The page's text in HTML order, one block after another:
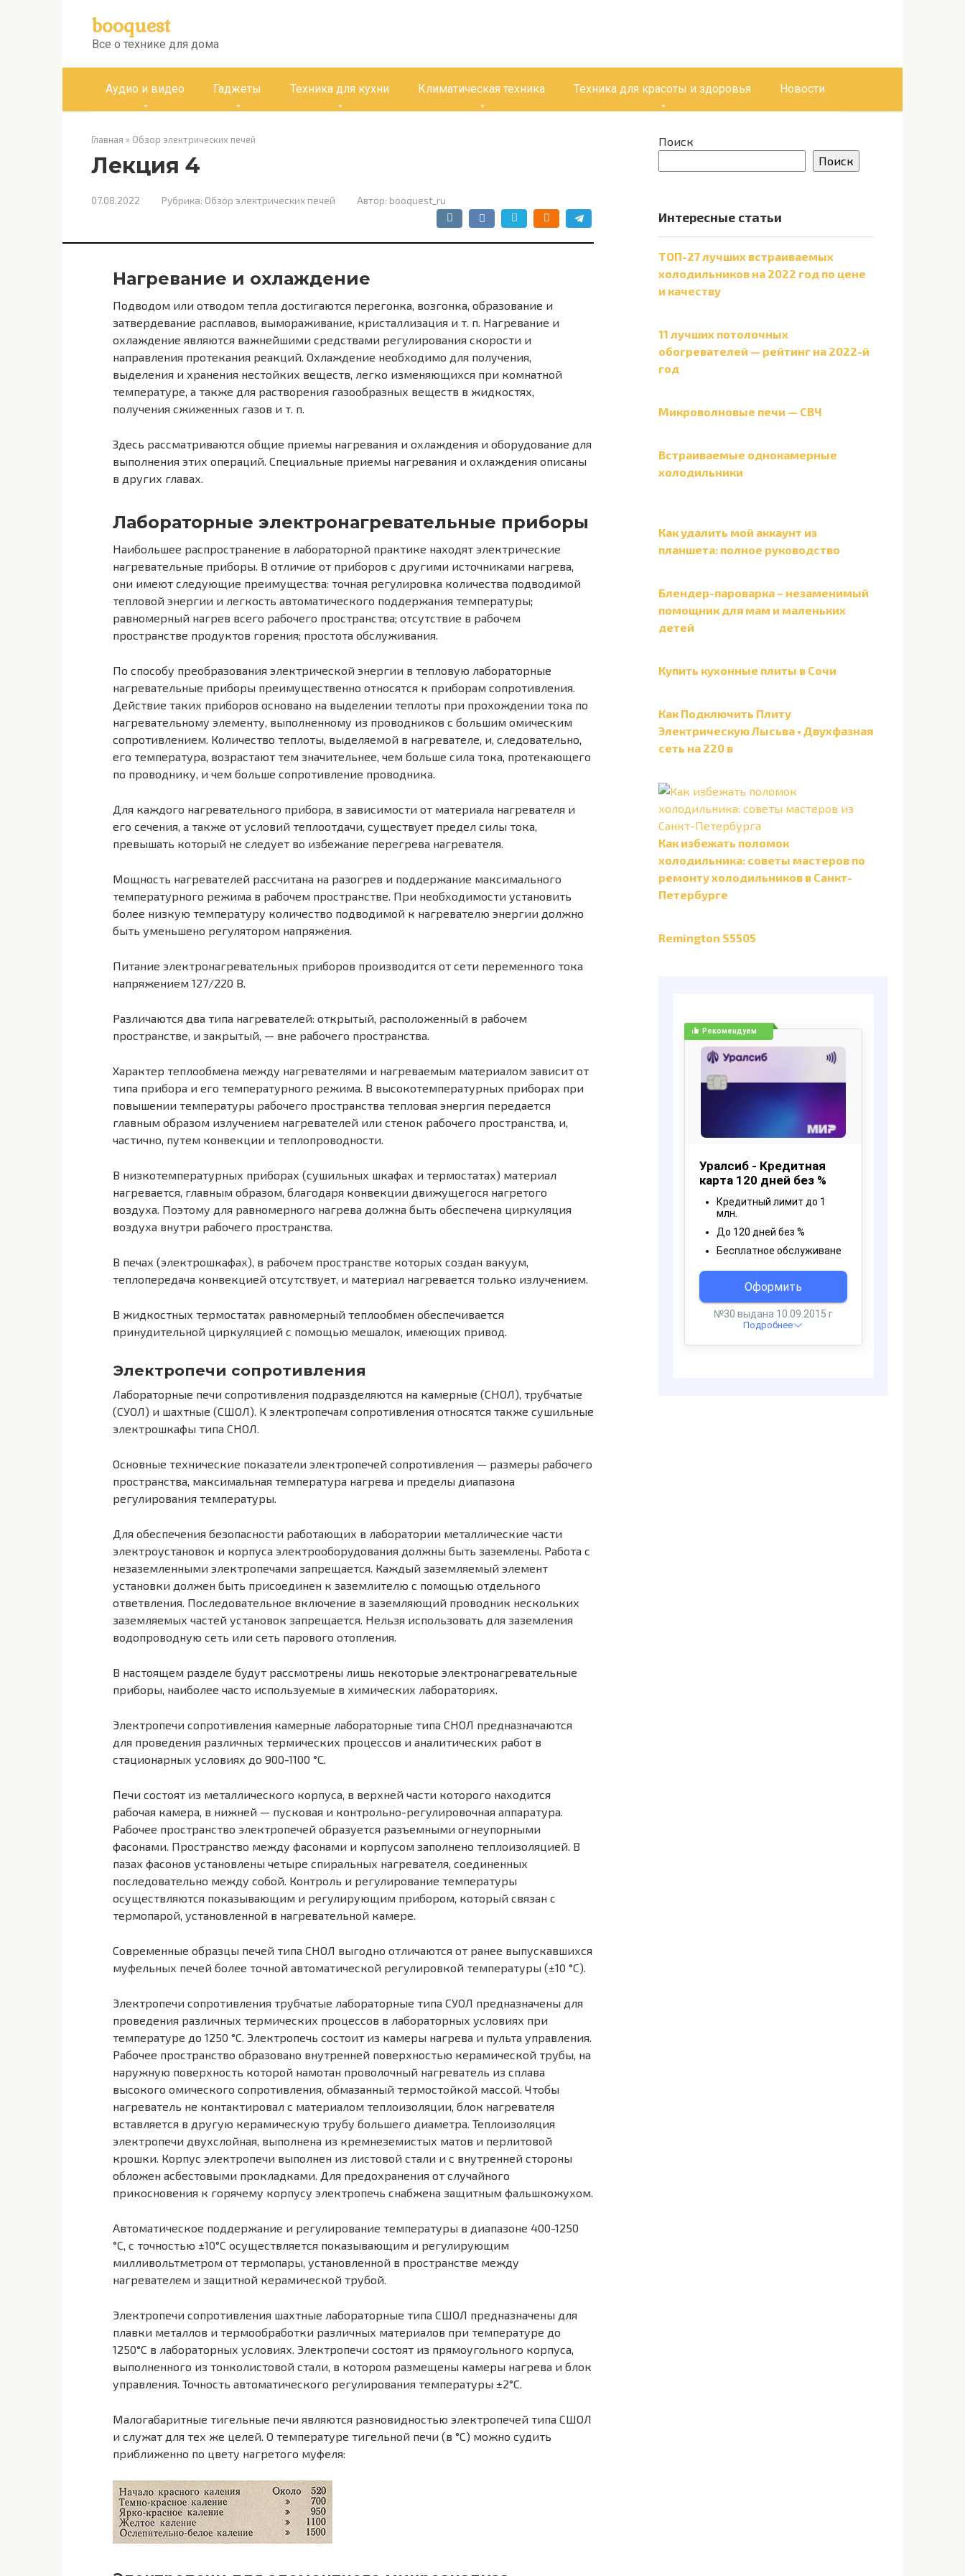
booquest
Все о технике для дома
Аудио и видео Гаджеты Техника для кухни Климатическая техника Техника для красоты и здоровья Новости
Главная » Обзор электрических печей
Лекция 4
07.08.2022 Рубрика: Обзор электрических печей Автор: booquest_ru
Нагревание и охлаждение
Подводом или отводом тепла достигаются перегонка, возгонка, образование и
затвердевание расплавов, вымораживание, кристаллизация и т. п. Нагревание и
охлаждение являются важнейшими средствами регулирования скорости и
направления протекания реакций. Охлаждение необходимо для получения,
выделения и хранения нестойких веществ, легко изменяющихся при комнатной
температуре, а также для растворения газообразных веществ в жидкостях,
получения сжиженных газов и т. п.
Здесь рассматриваются общие приемы нагревания и охлаждения и оборудование для
выполнения этих операций. Специальные приемы нагревания и охлаждения описаны
в других главах.
Лабораторные электронагревательные приборы
Наибольшее распространение в лабораторной практике находят электрические
нагревательные приборы. В отличие от приборов с другими источниками нагрева,
они имеют следующие преимущества: точная регулировка количества подводимой
тепловой энергии и легкость автоматического поддержания температуры;
равномерный нагрев всего рабочего пространства; отсутствие в рабочем
пространстве продуктов горения; простота обслуживания.
По способу преобразования электрической энергии в тепловую лабораторные
нагревательные приборы преимущественно относятся к приборам сопротивления.
Действие таких приборов основано на выделении теплоты при прохождении тока по
нагревательному элементу, выполненному из проводников с большим омическим
сопротивлением. Количество теплоты, выделяемой в нагревателе, и, следовательно,
его температура, возрастают тем значительнее, чем больше сила тока, протекающего
по проводнику, и чем больше сопротивление проводника.
Для каждого нагревательного прибора, в зависимости от материала нагревателя и
его сечения, а также от условий теплоотдачи, существует предел силы тока,
превышать который не следует во избежание перегрева нагревателя.
Мощность нагревателей рассчитана на разогрев и поддержание максимального
температурного режима в рабочем пространстве. При необходимости установить
более низкую температуру количество подводимой к нагревателю энергии должно
быть уменьшено регулятором напряжения.
Питание электронагревательных приборов производится от сети переменного тока
напряжением 127/220 В.
Различаются два типа нагревателей: открытый, расположенный в рабочем
пространстве, и закрытый, — вне рабочего пространства.
Характер теплообмена между нагревателями и нагреваемым материалом зависит от
типа прибора и его температурного режима. В высокотемпературных приборах при
повышении температуры рабочего пространства тепловая энергия передается
главным образом излучением нагревателей или стенок рабочего пространства, и,
частично, путем конвекции и теплопроводности.
В низкотемпературных приборах (сушильных шкафах и термостатах) материал
нагревается, главным образом, благодаря конвекции движущегося нагретого
воздуха. Поэтому для равномерного нагрева должна быть обеспечена циркуляция
воздуха внутри рабочего пространства.
В печах (электрошкафах), в рабочем пространстве которых создан вакуум,
теплопередача конвекцией отсутствует, и материал нагревается только излучением.
В жидкостных термостатах равномерный теплообмен обеспечивается
принудительной циркуляцией с помощью мешалок, имеющих привод.
Электропечи сопротивления
Лабораторные печи сопротивления подразделяются на камерные (СНОЛ), трубчатые
(СУОЛ) и шахтные (СШОЛ). К электропечам сопротивления относятся также сушильные
электрошкафы типа СНОЛ.
Основные технические показатели электропечей сопротивления — размеры рабочего
пространства, максимальная температура нагрева и пределы диапазона
регулирования температуры.
Для обеспечения безопасности работающих в лаборатории металлические части
электроустановок и корпуса электрооборудования должны быть заземлены. Работа с
незаземленными электропечами запрещается. Каждый заземляемый элемент
установки должен быть присоединен к заземлителю с помощью отдельного
ответвления. Последовательное включение в заземляющий проводник нескольких
заземляемых частей установок запрещается. Нельзя использовать для заземления
водопроводную сеть или сеть парового отопления.
В настоящем разделе будут рассмотрены лишь некоторые электронагревательные
приборы, наиболее часто используемые в химических лабораториях.
Электропечи сопротивления камерные лабораторные типа СНОЛ предназначаются
для проведения различных термических процессов и аналитических работ в
стационарных условиях до 900-1100 °С.
Печи состоят из металлического корпуса, в верхней части которого находится
рабочая камера, в нижней — пусковая и контрольно-регулировочная аппаратура.
Рабочее пространство электропечей образуется разъемными огнеупорными
фасонами. Пространство между фасонами и корпусом заполнено теплоизоляцией. В
пазах фасонов установлены четыре спиральных нагревателя, соединенных
последовательно между собой. Контроль и регулирование температуры
осуществляются показывающим и регулирующим прибором, который связан с
термопарой, установленной в нагревательной камере.
Современные образцы печей типа СНОЛ выгодно отличаются от ранее выпускавшихся
муфельных печей более точной автоматической регулировкой температуры (±10 °С).
Электропечи сопротивления трубчатые лабораторные типа СУОЛ предназначены для
проведения различных термических процессов в лабораторных условиях при
температуре до 1250 °С. Электропечь состоит из камеры нагрева и пульта управления.
Рабочее пространство образовано внутренней поверхностью керамической трубы, на
наружную поверхность которой намотан проволочный нагреватель из сплава
высокого омического сопротивления, обмазанный термостойкой массой. Чтобы
нагреватель не контактировал с материалом теплоизоляции, блок нагревателя
вставляется в другую керамическую трубу большего диаметра. Теплоизоляция
электропечи двухслойная, выполнена из кремнеземистых матов и перлитовой
крошки. Корпус электропечи выполнен из листовой стали и с внутренней стороны
обложен асбестовыми прокладками. Для предохранения от случайного
прикосновения к горячему корпусу электропечь снабжена защитным фальшкожухом.
Автоматическое поддержание и регулирование температуры в диапазоне 400-1250
°С, с точностью ±10°С осуществляется показывающим и регулирующим
милливольтметром от термопары, установленной в пространстве между
нагревателем и защитной керамической трубой.
Электропечи сопротивления шахтные лабораторные типа СШОЛ предназначены для
плавки металлов и термообработки различных материалов при температуре до
1250°С в лабораторных условиях. Электропечи состоят из прямоугольного корпуса,
выполненного из тонколистовой стали, в котором размещены камеры нагрева и блок
управления. Точность автоматического регулирования температуры ±2°С.
Малогабаритные тигельные печи являются разновидностью электропечей типа СШОЛ
и служат для тех же целей. О температуре тигельной печи (в °С) можно судить
приближенно по цвету нагретого муфеля:
Поиск
Поиск
Интересные статьи
ТОП-27 лучших встраиваемых
холодильников на 2022 год по цене
и качеству
11 лучших потолочных
обогревателей — рейтинг на 2022-й
год
Микроволновые печи — СВЧ
Встраиваемые однокамерные
холодильники
Как удалить мой аккаунт из
планшета: полное руководство
Блендер-пароварка – незаменимый
помощник для мам и маленьких
детей
Купить кухонные плиты в Сочи
Как Подключить Плиту
Электрическую Лысьва • Двухфазная
сеть на 220 в
Как избежать поломок
холодильника: советы мастеров по
ремонту холодильников в Санкт-
Петербурге
Remington S5505